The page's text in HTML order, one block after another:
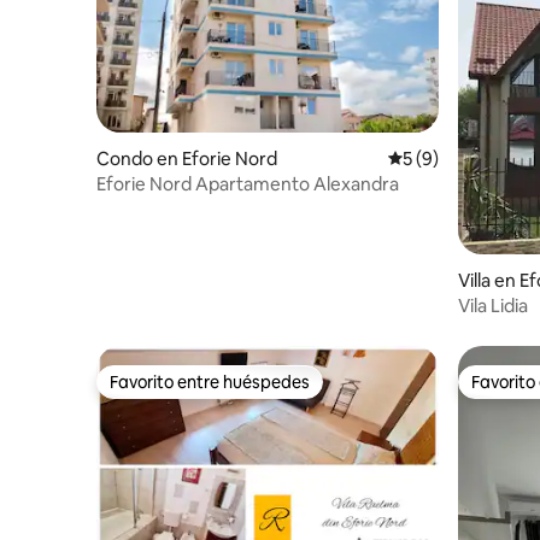
Condo en Eforie Nord Calificación
5 (9)
Eforie Nord Apartamento Alexandra
Villa en
Vila Lidia
Favorito entre huéspedes
Favorito entre huéspedes Favorito